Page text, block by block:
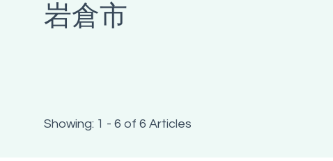
岩倉市
Showing: 1 - 6 of 6 Articles